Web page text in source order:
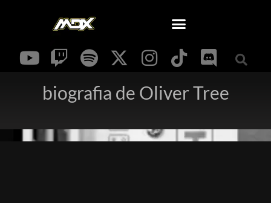
biografia de Oliver Tree